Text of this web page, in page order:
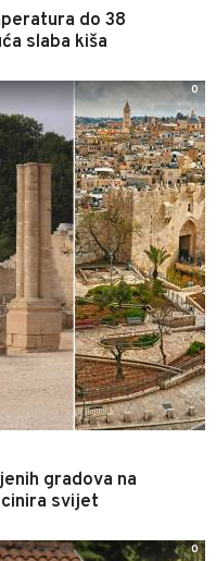
do 38
slaba kiša
gradova na
svijet
0
0